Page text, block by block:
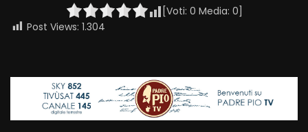
[Voti: 0 Media: 0]
Post Views: 1.304